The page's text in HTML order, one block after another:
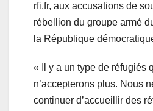
rfi.fr, aux accusations de
rébellion du groupe armé
la République
« Il y a un type de réfugiés
n’accepterons plus. Nous
continuer d’accueillir des